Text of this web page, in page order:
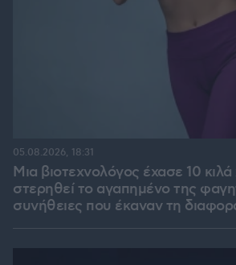
Μια βιοτεχνολόγος έχασε 10
στερηθεί το αγαπημένο της
συνήθειες που έκαναν τη
05.08.2026, 18:31